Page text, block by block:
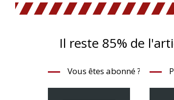
Il reste 85% de
Vous êtes abonné ?